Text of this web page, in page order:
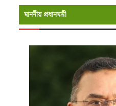
মাননীয় প্রধানমন্রী